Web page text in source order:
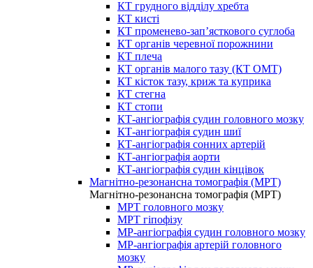
КТ грудного відділу хребта
КТ кисті
КТ променево-зап’ясткового суглоба
КТ органів черевної порожнини
КТ плеча
КТ органів малого тазу (КТ ОМТ)
КТ кісток тазу, криж та куприка
КТ стегна
КТ стопи
КТ-ангіографія судин головного мозку
КТ-ангіографія судин шиї
КТ-ангіографія сонних артерій
КТ-ангіографія аорти
КТ-ангіографія судин кінцівок
Магнітно-резонансна томографія (МРТ)
Магнітно-резонансна томографія (МРТ)
МРТ головного мозку
МРТ гіпофізу
МР-ангіографія судин головного мозку
МР-ангіографія артерій головного
мозку